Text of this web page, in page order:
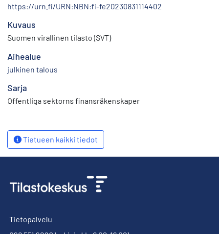
https://urn.fi/URN:NBN:fi-fe20230831114402
Kuvaus
Suomen virallinen tilasto (SVT)
Aihealue
julkinen talous
Sarja
Offentliga sektorns finansräkenskaper
Tietueen kaikki tiedot
Tietopalvelu